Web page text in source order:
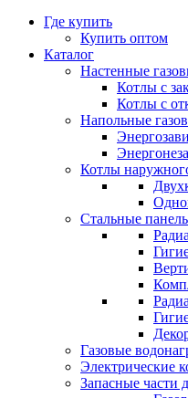
Где купить
Купить оптом
Каталог
Настенные
Котлы с
Котлы с
Напольные
Котлы
Стальные
Газовые
Электрические
Запасные части